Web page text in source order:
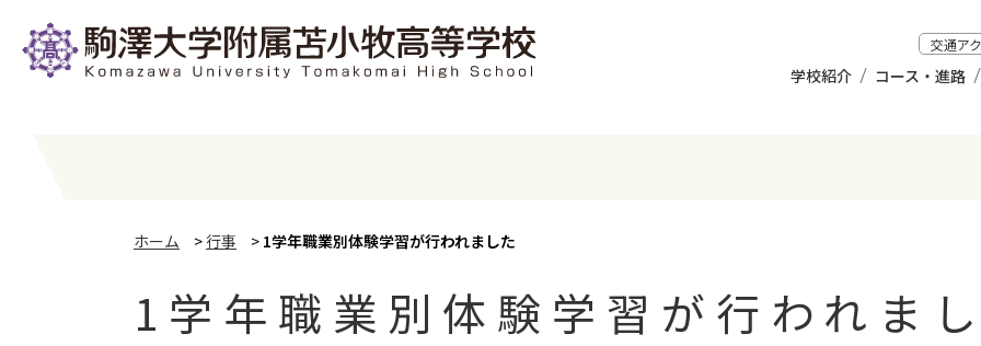
交通ア
学校紹介 コース・進路
ホーム >行事 > 1学年職業別体験学習が行われました
1学年職業別体験学習が行われま